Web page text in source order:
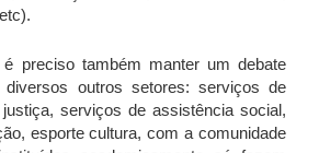
preciso também manter um debate
outros setores: serviços de
serviços de assistência social,
esporte cultura, com a comunidade